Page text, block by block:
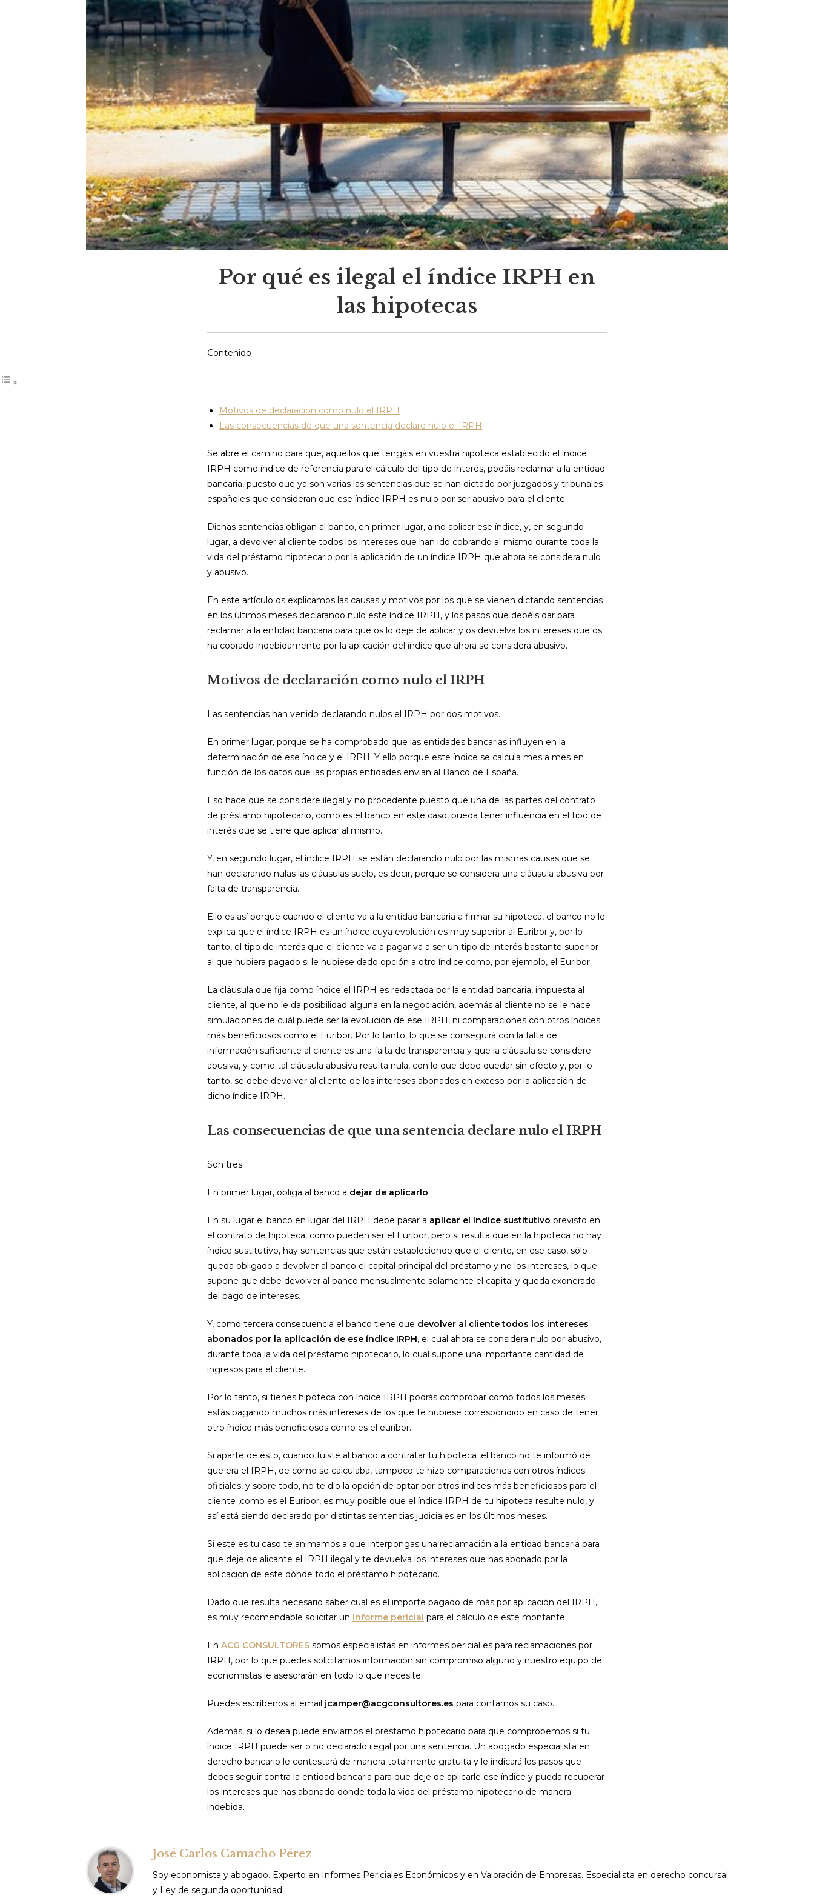
Por qué es ilegal el índice IRPH en
las hipotecas
Contenido
Motivos de declaración como nulo el IRPH
Las consecuencias de que una sentencia declare nulo el IRPH
Se abre el camino para que, aquellos que tengáis en vuestra hipoteca establecido el índice
IRPH como índice de referencia para el cálculo del tipo de interés, podáis reclamar a la entidad
bancaria, puesto que ya son varias las sentencias que se han dictado por juzgados y tribunales
españoles que consideran que ese índice IRPH es nulo por ser abusivo para el cliente.
Dichas sentencias obligan al banco, en primer lugar, a no aplicar ese índice, y, en segundo
lugar, a devolver al cliente todos los intereses que han ido cobrando al mismo durante toda la
vida del préstamo hipotecario por la aplicación de un índice IRPH que ahora se considera nulo
y abusivo.
En este artículo os explicamos las causas y motivos por los que se vienen dictando sentencias
en los últimos meses declarando nulo este índice IRPH, y los pasos que debéis dar para
reclamar a la entidad bancaria para que os lo deje de aplicar y os devuelva los intereses que os
ha cobrado indebidamente por la aplicación del índice que ahora se considera abusivo.
Motivos de declaración como nulo el IRPH
Las sentencias han venido declarando nulos el IRPH por dos motivos.
En primer lugar, porque se ha comprobado que las entidades bancarias influyen en la
determinación de ese índice y el IRPH. Y ello porque este índice se calcula mes a mes en
función de los datos que las propias entidades envian al Banco de España.
Eso hace que se considere ilegal y no procedente puesto que una de las partes del contrato
de préstamo hipotecario, como es el banco en este caso, pueda tener influencia en el tipo de
interés que se tiene que aplicar al mismo.
Y, en segundo lugar, el índice IRPH se están declarando nulo por las mismas causas que se
han declarando nulas las cláusulas suelo, es decir, porque se considera una cláusula abusiva por
falta de transparencia.
Ello es así porque cuando el cliente va a la entidad bancaria a firmar su hipoteca, el banco no le
explica que el índice IRPH es un índice cuya evolución es muy superior al Euribor y, por lo
tanto, el tipo de interés que el cliente va a pagar va a ser un tipo de interés bastante superior
al que hubiera pagado si le hubiese dado opción a otro índice como, por ejemplo, el Euribor.
La cláusula que fija como índice el IRPH es redactada por la entidad bancaria, impuesta al
cliente, al que no le da posibilidad alguna en la negociación, además al cliente no se le hace
simulaciones de cuál puede ser la evolución de ese IRPH, ni comparaciones con otros índices
más beneficiosos como el Euribor. Por lo tanto, lo que se conseguirá con la falta de
información suficiente al cliente es una falta de transparencia y que la cláusula se considere
abusiva, y como tal cláusula abusiva resulta nula, con lo que debe quedar sin efecto y, por lo
tanto, se debe devolver al cliente de los intereses abonados en exceso por la aplicación de
dicho índice IRPH.
Las consecuencias de que una sentencia declare nulo el IRPH
Son tres:
En primer lugar, obliga al banco a dejar de aplicarlo.
En su lugar el banco en lugar del IRPH debe pasar a aplicar el índice sustitutivo previsto en
el contrato de hipoteca, como pueden ser el Euribor, pero si resulta que en la hipoteca no hay
índice sustitutivo, hay sentencias que están estableciendo que el cliente, en ese caso, sólo
queda obligado a devolver al banco el capital principal del préstamo y no los intereses, lo que
supone que debe devolver al banco mensualmente solamente el capital y queda exonerado
del pago de intereses.
Y, como tercera consecuencia el banco tiene que devolver al cliente todos los intereses
abonados por la aplicación de ese índice IRPH, el cual ahora se considera nulo por abusivo,
durante toda la vida del préstamo hipotecario, lo cual supone una importante cantidad de
ingresos para el cliente.
Por lo tanto, si tienes hipoteca con índice IRPH podrás comprobar como todos los meses
estás pagando muchos más intereses de los que te hubiese correspondido en caso de tener
otro índice más beneficiosos como es el euríbor.
Si aparte de esto, cuando fuiste al banco a contratar tu hipoteca ,el banco no te informó de
que era el IRPH, de cómo se calculaba, tampoco te hizo comparaciones con otros índices
oficiales, y sobre todo, no te dio la opción de optar por otros índices más beneficiosos para el
cliente ,como es el Euribor, es muy posible que el índice IRPH de tu hipoteca resulte nulo, y
así está siendo declarado por distintas sentencias judiciales en los últimos meses.
Si este es tu caso te animamos a que interpongas una reclamación a la entidad bancaria para
que deje de alicante el IRPH ilegal y te devuelva los intereses que has abonado por la
aplicación de este dónde todo el préstamo hipotecario.
Dado que resulta necesario saber cual es el importe pagado de más por aplicación del IRPH,
es muy recomendable solicitar un informe pericial para el cálculo de este montante.
En ACG CONSULTORES somos especialistas en informes pericial es para reclamaciones por
IRPH, por lo que puedes solicitarnos información sin compromiso alguno y nuestro equipo de
economistas le asesorarán en todo lo que necesite.
Puedes escríbenos al email jcamper@acgconsultores.es para contarnos su caso.
Además, si lo desea puede enviarnos el préstamo hipotecario para que comprobemos si tu
índice IRPH puede ser o no declarado ilegal por una sentencia. Un abogado especialista en
derecho bancario le contestará de manera totalmente gratuita y le indicará los pasos que
debes seguir contra la entidad bancaria para que deje de aplicarle ese índice y pueda recuperar
los intereses que has abonado donde toda la vida del préstamo hipotecario de manera
indebida.
José Carlos Camacho Pérez
Soy economista y abogado. Experto en Informes Periciales Económicos y en Valoración de Empresas. Especialista en derecho concursal
y Ley de segunda oportunidad.